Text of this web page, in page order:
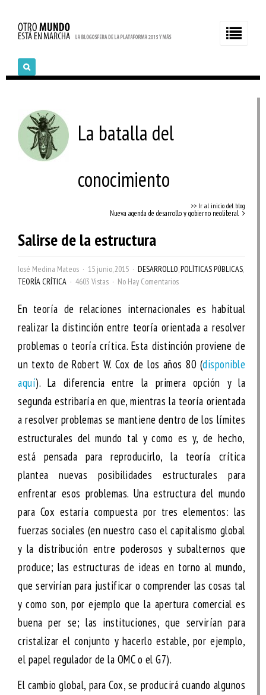
La batalla del
conocimiento
>> Ir al inicio del blog
Nueva agenda de desarrollo y gobierno neoliberal
Salirse de la estructura
José Medina Mateos 15 junio, 2015 DESARROLLO,POLÍTICAS PÚBLICAS
TEORÍA CRÍTICA
4603 Vistas No Hay Comentarios
En teoría de relaciones internacionales es habitual
realizar la distinción entre teoría orientada a resolver
problemas o teoría crítica. Esta distinción proviene de
un texto de Robert W. Cox de los años 80 (disponible
aquí). La diferencia entre la primera opción y la
segunda estribaría en que, mientras la teoría orientada
a resolver problemas se mantiene dentro de los límites
estructurales del mundo tal y como es y, de hecho,
está pensada para reproducirlo, la teoría crítica
plantea nuevas posibilidades estructurales para
enfrentar esos problemas. Una estructura del mundo
para Cox estaría compuesta por tres elementos: las
fuerzas sociales (en nuestro caso el capitalismo global
y la distribución entre poderosos y subalternos que
produce; las estructuras de ideas en torno al mundo,
que servirían para justificar o comprender las cosas tal
y como son, por ejemplo que la apertura comercial es
buena per se; las instituciones, que servirían para
cristalizar el conjunto y hacerlo estable, por ejemplo,
el papel regulador de la OMC o el G7).
El cambio global, para Cox, se producirá cuando algunos